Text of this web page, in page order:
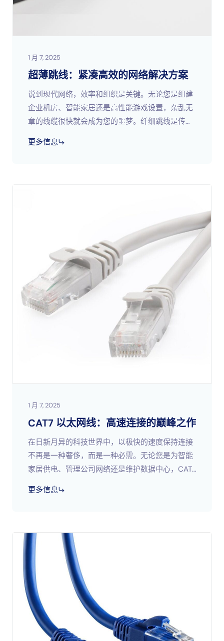
1 月 7, 2025
超薄跳线：紧凑高效的网络解决方案
说到现代网络，效率和组织是关键。无论您是组建
企业机房、智能家居还是高性能游戏设置，杂乱无
章的线缆很快就会成为您的噩梦。纤细跳线是传统
简化安装，同时保持一流的性能；
更多信息
1 月 7, 2025
CAT7 以太网线：高速连接的巅峰之作
在日新月异的科技世界中，以极快的速度保持连接
不再是一种奢侈，而是一种必需。无论您是为智能
家居供电、管理公司网络还是维护数据中心，CAT7
其先进的功能、令人印象深刻的性能和面向未来的
更多信息